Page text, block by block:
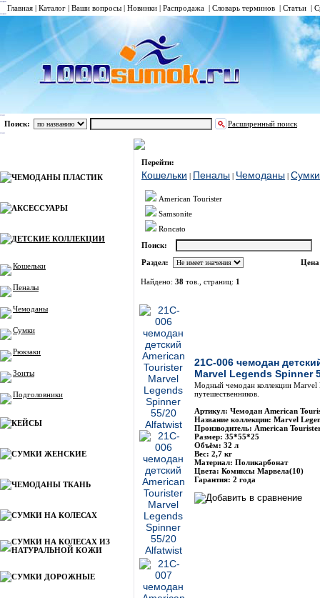
Главная | Каталог | Ваши вопросы | Новинки | Распродажа | Словарь терминов | Статьи |
Поиск: Расширенный поиск
ЧЕМОДАНЫ ПЛАСТИК
АКСЕССУАРЫ
ДЕТСКИЕ КОЛЛЕКЦИИ
Кошельки
Пеналы
Чемоданы
Сумки
Рюкзаки
Зонты
Подголовники
КЕЙСЫ
СУМКИ ЖЕНСКИЕ
ЧЕМОДАНЫ ТКАНЬ
СУМКИ НА КОЛЕСАХ
СУМКИ НА КОЛЕСАХ ИЗ
НАТУРАЛЬНОЙ КОЖИ
СУМКИ ДОРОЖНЫЕ
ДЕТСКИЕ КОЛЛЕКЦИИ
Перейти:
Кошельки | Пеналы | Чемоданы | Сумки
American Tourister
Samsonite
Roncato
Поиск:
Раздел:
Найдено: 38 тов., страниц: 1
21C-006 чемодан
Marvel Legends Spinner
Модный чемодан коллекции Marvel
путешественников.
Артикул: Чемодан American
Название коллекции: Marvel
Производитель: American
Размер: 35*55*25
Объём: 32 л
Вес: 2,7 кг
Материал: Поликарбонат
Цвета: Комиксы Марвела(10)
Гарантия: 2 года